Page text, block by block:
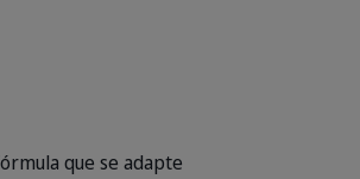
que se adapte